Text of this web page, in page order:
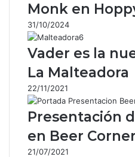
Monk en
31/10/2024
Vader es la
La Malteadora
22/11/2021
Presentación
en Beer Corner
21/07/2021